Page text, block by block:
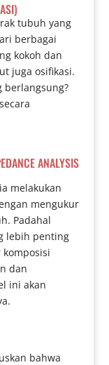
tubuh yang
berbagai
kokoh dan
juga osifikasi.
berlangsung?
ANALYSIS
melakukan
mengukur
Padahal
lebih penting
dan
ini akan
bahwa